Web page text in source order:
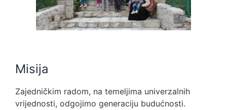
Misija
Zajedničkim radom, na temeljima univerzalnih
vrijednosti, odgojimo generaciju budućnosti.